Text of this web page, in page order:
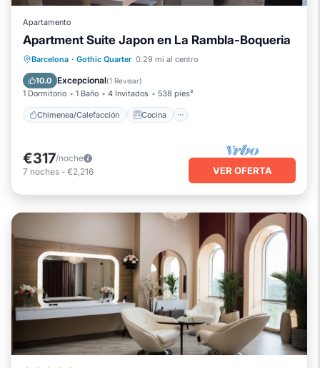
Apartamento
Apartment Suite Japon en La Rambla-Boqueria
Barcelona · Gothic Quarter 0.29 mi al centro
10.0 Excepcional(1 Revisar)
1 Dormitorio 1 Baño 4 Invitados 538 pies²
Chimenea/Calefacción Cocina
Chimenea/Calefacción
Cocina
Aire acondicionado
€317/noche
7 noches - €2,216 VER OFERTA